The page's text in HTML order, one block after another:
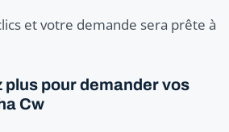
et votre demande sera prête à
pour demander vos
Cw